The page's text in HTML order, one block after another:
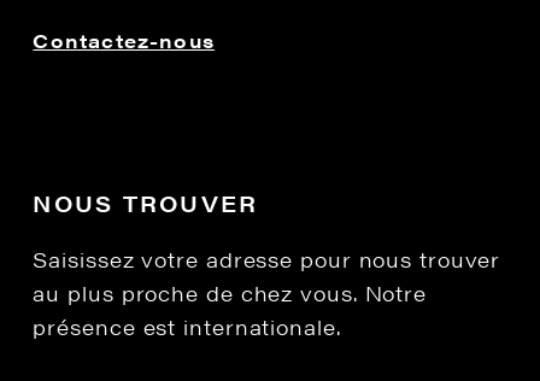
Contactez-nous
NOUS TROUVER
Saisissez votre adresse pour nous trouver
au plus proche de chez vous. Notre
présence est internationale.